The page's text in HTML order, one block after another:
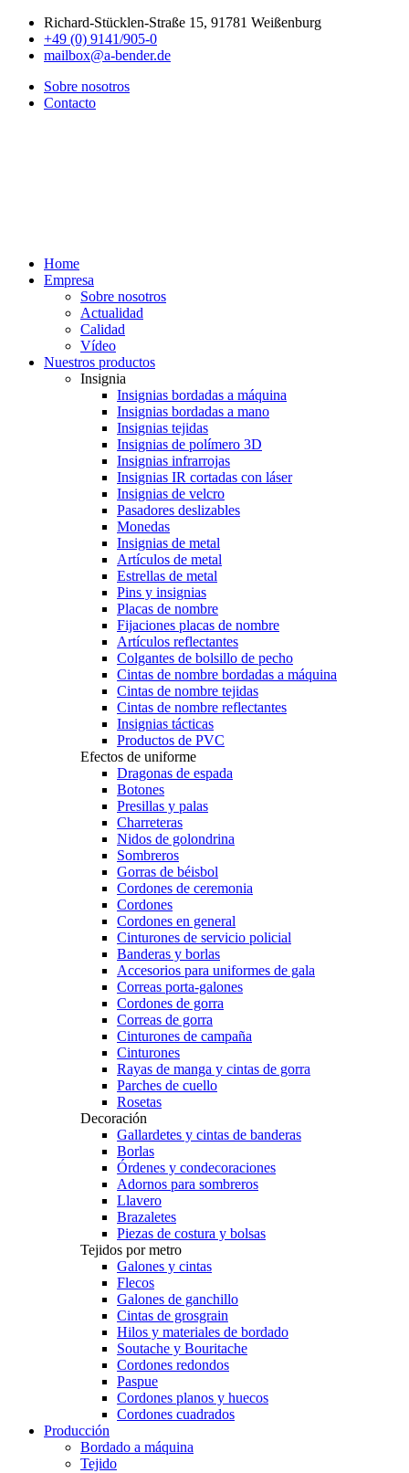
Richard-Stücklen-Straße 15, 91781 Weißenburg
+49 (0) 9141/905-0
mailbox@a-bender.de
Sobre nosotros
Contacto
Home
Empresa
Sobre nosotros
Actualidad
Calidad
Vídeo
Nuestros productos
Insignia
Insignias bordadas a máquina
Insignias bordadas a mano
Insignias tejidas
Insignias de polímero 3D
Insignias infrarrojas
Insignias IR cortadas con láser
Insignias de velcro
Pasadores deslizables
Monedas
Insignias de metal
Artículos de metal
Estrellas de metal
Pins y insignias
Placas de nombre
Fijaciones placas de nombre
Artículos reflectantes
Colgantes de bolsillo de pecho
Cintas de nombre bordadas a máquina
Cintas de nombre tejidas
Cintas de nombre reflectantes
Insignias tácticas
Productos de PVC
Efectos de uniforme
Dragonas de espada
Botones
Presillas y palas
Charreteras
Nidos de golondrina
Sombreros
Gorras de béisbol
Cordones de ceremonia
Cordones
Cordones en general
Cinturones de servicio policial
Banderas y borlas
Accesorios para uniformes de gala
Correas porta-galones
Cordones de gorra
Correas de gorra
Cinturones de campaña
Cinturones
Rayas de manga y cintas de gorra
Parches de cuello
Rosetas
Decoración
Gallardetes y cintas de banderas
Borlas
Órdenes y condecoraciones
Adornos para sombreros
Llavero
Brazaletes
Piezas de costura y bolsas
Tejidos por metro
Galones y cintas
Flecos
Galones de ganchillo
Cintas de grosgrain
Hilos y materiales de bordado
Soutache y Bouritache
Cordones redondos
Paspue
Cordones planos y huecos
Cordones cuadrados
Producción
Bordado a máquina
Tejido